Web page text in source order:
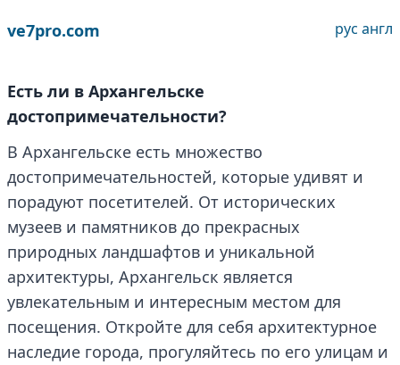
ve7pro.com рус англ
Есть ли в Архангельске
достопримечательности?
В Архангельске есть множество
достопримечательностей, которые удивят и
порадуют посетителей. От исторических
музеев и памятников до прекрасных
природных ландшафтов и уникальной
архитектуры, Архангельск является
увлекательным и интересным местом для
посещения. Откройте для себя архитектурное
наследие города, прогуляйтесь по его улицам и